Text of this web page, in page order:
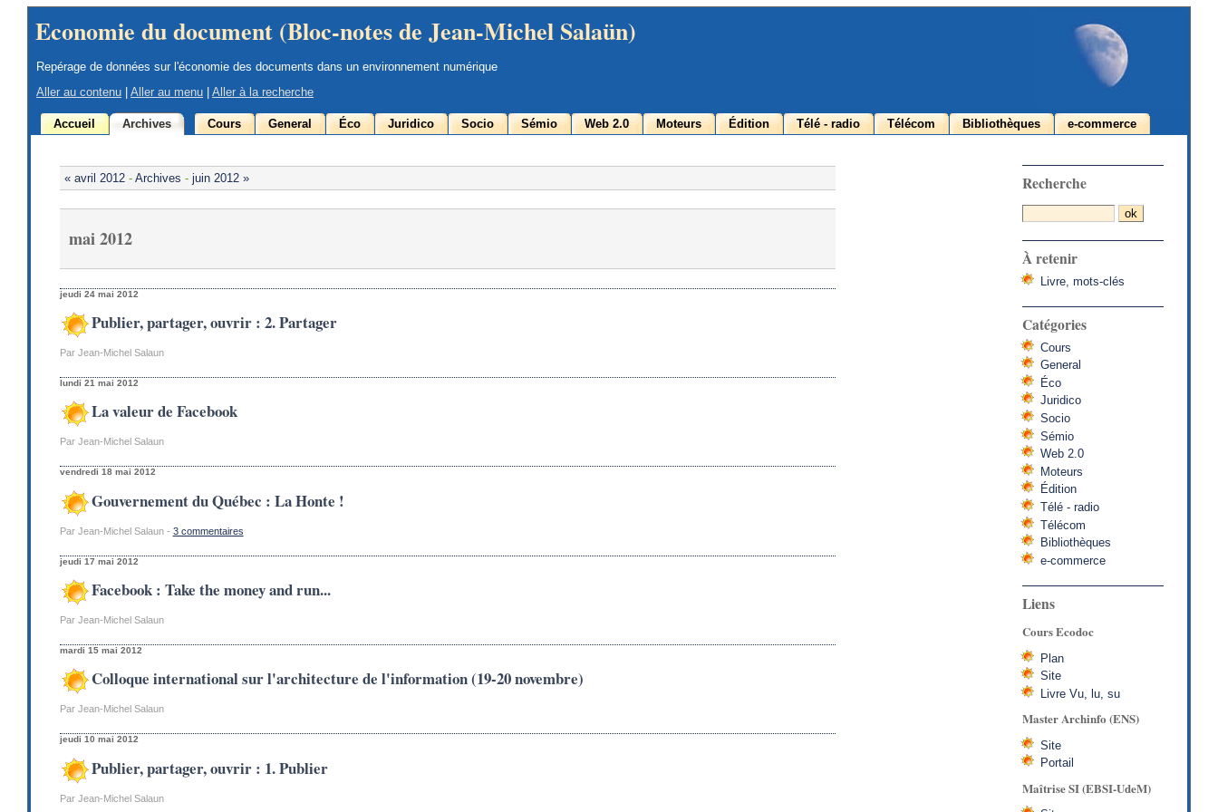
Economie du document (Bloc-notes de Jean-Michel Salaün)
Repérage de données sur l'économie des documents dans un environnement numérique
Aller au contenu |Aller au menu |Aller à la recherche
Accueil Archives Cours General Éco Juridico Socio Sémio Web 2.0 Moteurs Édition Télé - radio Télécom Bibliothèques e-commerce
« avril 2012- Archives - juin 2012 »
mai 2012
jeudi 24 mai 2012
Publier, partager, ouvrir : 2. Partager
Par Jean-Michel Salaun
lundi 21 mai 2012
La valeur de Facebook
Par Jean-Michel Salaun
vendredi 18 mai 2012
Gouvernement du Québec : La Honte !
Par Jean-Michel Salaun - 3 commentaires
jeudi 17 mai 2012
Facebook : Take the money and run...
Par Jean-Michel Salaun
mardi 15 mai 2012
Colloque international sur l'architecture de l'information (19-20 novembre)
Par Jean-Michel Salaun
jeudi 10 mai 2012
Publier, partager, ouvrir : 1. Publier
Par Jean-Michel Salaun
Recherche
À retenir
Livre, mots-clés
Catégories
Cours
General
Éco
Juridico
Socio
Sémio
Web 2.0
Moteurs
Édition
Télé - radio
Télécom
Bibliothèques
e-commerce
Liens
Cours Ecodoc
Plan
Site
Livre Vu, lu, su
Master Archinfo (ENS)
Site
Portail
Maîtrise SI (EBSI-UdeM)